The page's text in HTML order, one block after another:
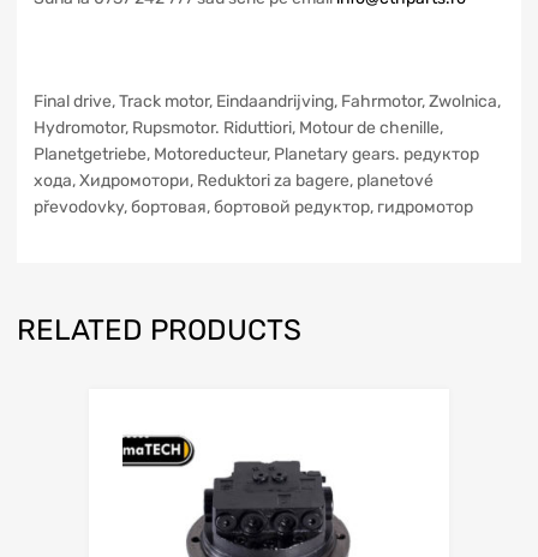
Final drive, Track motor, Eindaandrijving, Fahrmotor, Zwolnica,
Hydromotor, Rupsmotor. Riduttiori, Motour de chenille,
Planetgetriebe, Motoreducteur, Planetary gears. редуктор
xoдa, Хидромотори, Reduktori za bagere, planetové
převodovky, бортовая, бортовой редуктор, гидромотор
RELATED PRODUCTS